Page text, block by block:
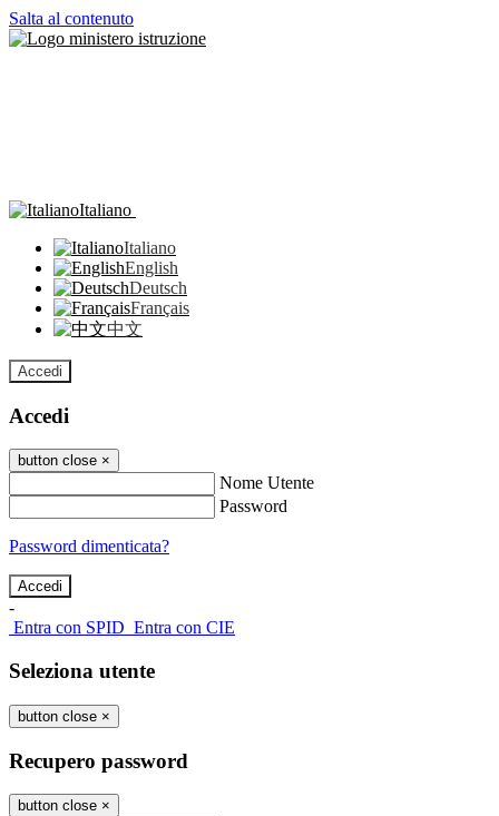
Salta al contenuto
Italiano
Italiano
English
Deutsch
Français
中文
Accedi
Accedi
button close ×
Nome Utente
Password
Password dimenticata?
-
Entra con SPID Entra con CIE
Seleziona utente
button close ×
Recupero password
button close ×